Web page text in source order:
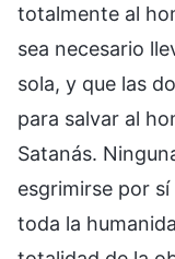
totalmente al
sea necesario
sola, y que las
para salvar al
Satanás.
esgrimirse por
toda la